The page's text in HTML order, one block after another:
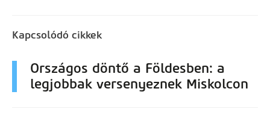
Kapcsolódó cikkek
Országos döntő a Földesben: a
legjobbak versenyeznek Miskolcon